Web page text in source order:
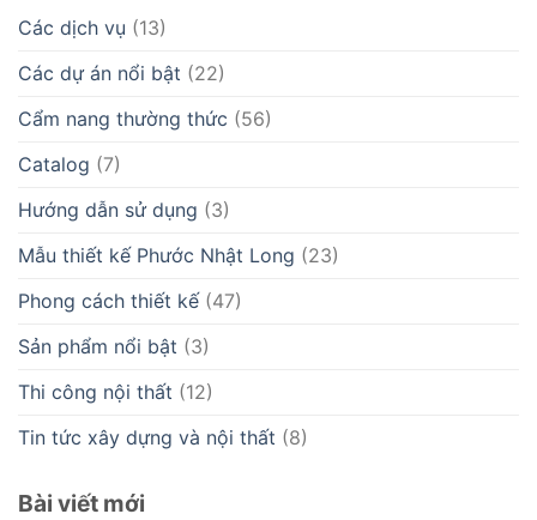
Các dịch vụ (13)
Các dự án nổi bật (22)
Cẩm nang thường thức (56)
Catalog (7)
Hướng dẫn sử dụng (3)
Mẫu thiết kế Phước Nhật Long (23)
Phong cách thiết kế(47)
Sản phẩm nổi bật (3)
Thi công nội thất (12)
Tin tức xây dựng và nội thất (8)
Bài viết mới